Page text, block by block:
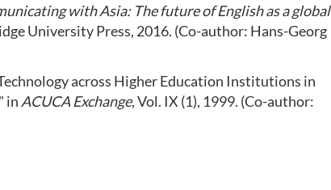
with Asia: The future of English as a global
University Press, 2016. (Co-author: Hans-Georg
across Higher Education Institutions in
in ACUCA Exchange, Vol. IX (1), 1999. (Co-author: